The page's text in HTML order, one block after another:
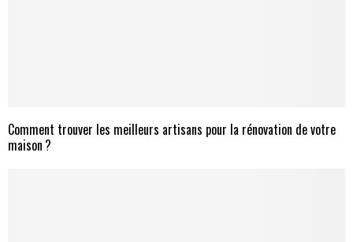
Comment trouver les meilleurs artisans pour la rénovation de votre
maison ?